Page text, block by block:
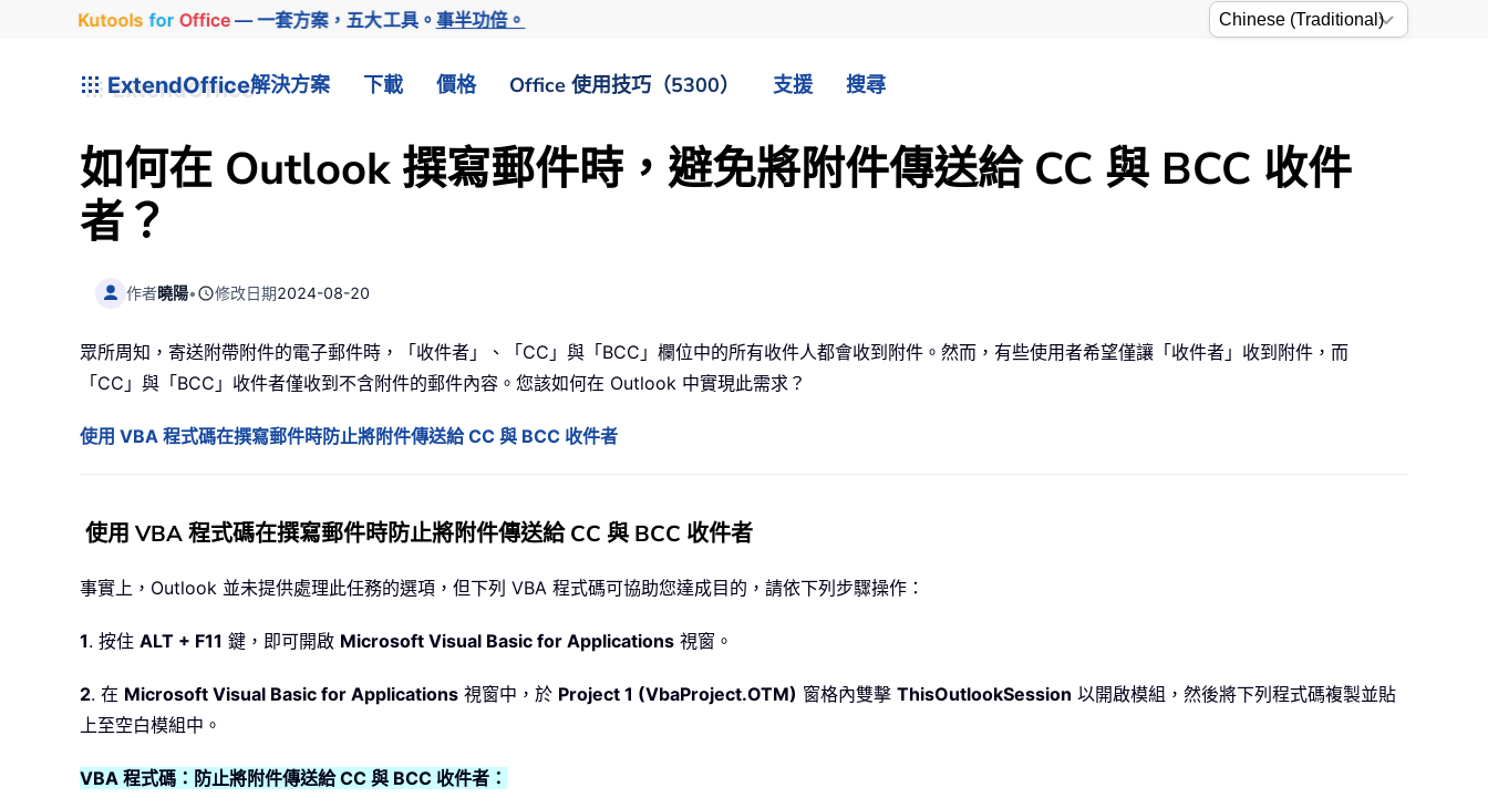
Kutools for Office— 一套方案，五大工具。事半功倍。
ExtendOffice解決方案 下載 價格 Office 使用技巧（5300） 支援 搜尋
如何在 Outlook 撰寫郵件時，避免將附件傳送給 CC 與 BCC 收件
者？
作者曉陽• 修改日期2024-08-20
眾所周知，寄送附帶附件的電子郵件時，「收件者」、「CC」與「BCC」欄位中的所有收件人都會收到附件。然而，有些使用者希望僅讓「收件者」收到附件，而
「CC」與「BCC」收件者僅收到不含附件的郵件內容。您該如何在 Outlook 中實現此需求？
使用 VBA 程式碼在撰寫郵件時防止將附件傳送給 CC 與 BCC 收件者
使用 VBA 程式碼在撰寫郵件時防止將附件傳送給 CC 與 BCC 收件者
事實上，Outlook 並未提供處理此任務的選項，但下列 VBA 程式碼可協助您達成目的，請依下列步驟操作：
1. 按住 ALT + F11 鍵，即可開啟 Microsoft Visual Basic for Applications 視窗。
2. 在 Microsoft Visual Basic for Applications 視窗中，於 Project 1 (VbaProject.OTM) 窗格內雙擊 ThisOutlookSession 以開啟模組，然後將下列程式碼複製並貼
上至空白模組中。
VBA 程式碼：防止將附件傳送給 CC 與 BCC 收件者：